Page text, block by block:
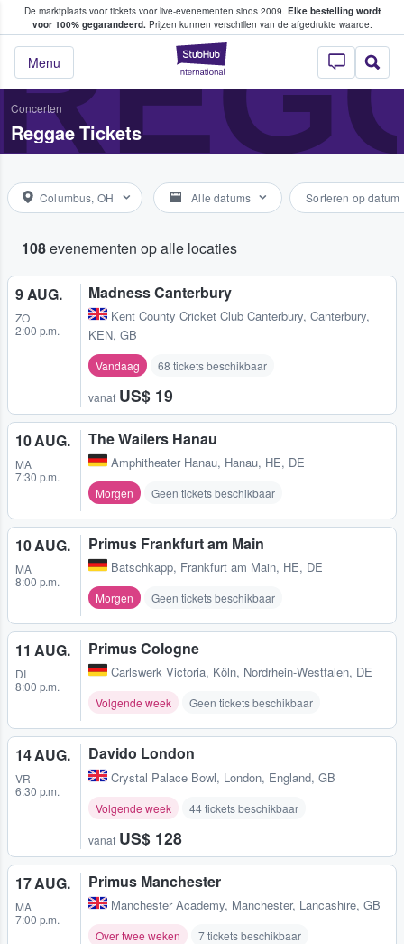
De marktplaats voor tickets voor live-evenementen sinds 2009. Elke bestelling wordt
voor 100% gegarandeerd.Prijzen kunnen verschillen van de afgedrukte waarde.
StubHub: waar
Menu
tickets kopen en verkopen
Concerten
Reggae Tickets
Columbus, OH Alle datums Sorteren op datum
108evenementen op alle locaties
9 AUG.
ZO
2:00 p.m.
Madness Canterbury
Kent County Cricket Club Canterbury, Canterbury,
KEN, GB
Vandaag 68 tickets beschikbaar
vanaf US$ 19
10 AUG.
MA
7:30 p.m.
The Wailers Hanau
Amphitheater Hanau, Hanau, HE, DE
Morgen Geen tickets beschikbaar
10 AUG.
MA
8:00 p.m.
Primus Frankfurt am Main
Batschkapp, Frankfurt am Main, HE, DE
Morgen Geen tickets beschikbaar
11 AUG.
DI
8:00 p.m.
Primus Cologne
Carlswerk Victoria, Köln, Nordrhein-Westfalen, DE
Volgende week Geen tickets beschikbaar
14 AUG.
VR
6:30 p.m.
Davido London
Crystal Palace Bowl, London, England, GB
Volgende week 44 tickets beschikbaar
vanaf US$ 128
17 AUG.
MA
7:00 p.m.
Primus Manchester
Manchester Academy, Manchester, Lancashire, GB
Over twee weken 7 tickets beschikbaar